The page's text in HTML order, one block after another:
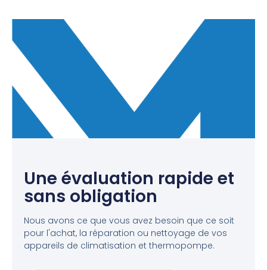
Une évaluation rapide et
sans obligation
Nous avons ce que vous avez besoin que ce soit
pour l'achat, la réparation ou nettoyage de vos
appareils de climatisation et thermopompe.